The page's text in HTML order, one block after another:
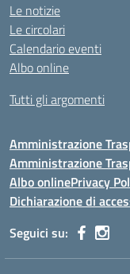
Le notizie
Le circolari
Calendario eventi
Albo online
Tutti gli argomenti
Amministrazione
Amministrazione
Albo onlinePrivacy
Dichiarazione di
Seguici su: